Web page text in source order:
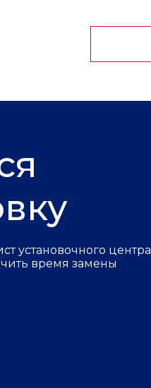
установочного центра
время замены